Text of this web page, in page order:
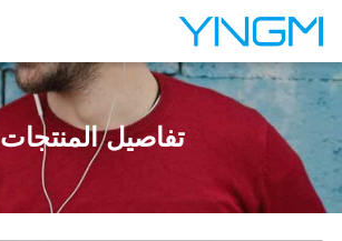
تفاصيل المنتجات